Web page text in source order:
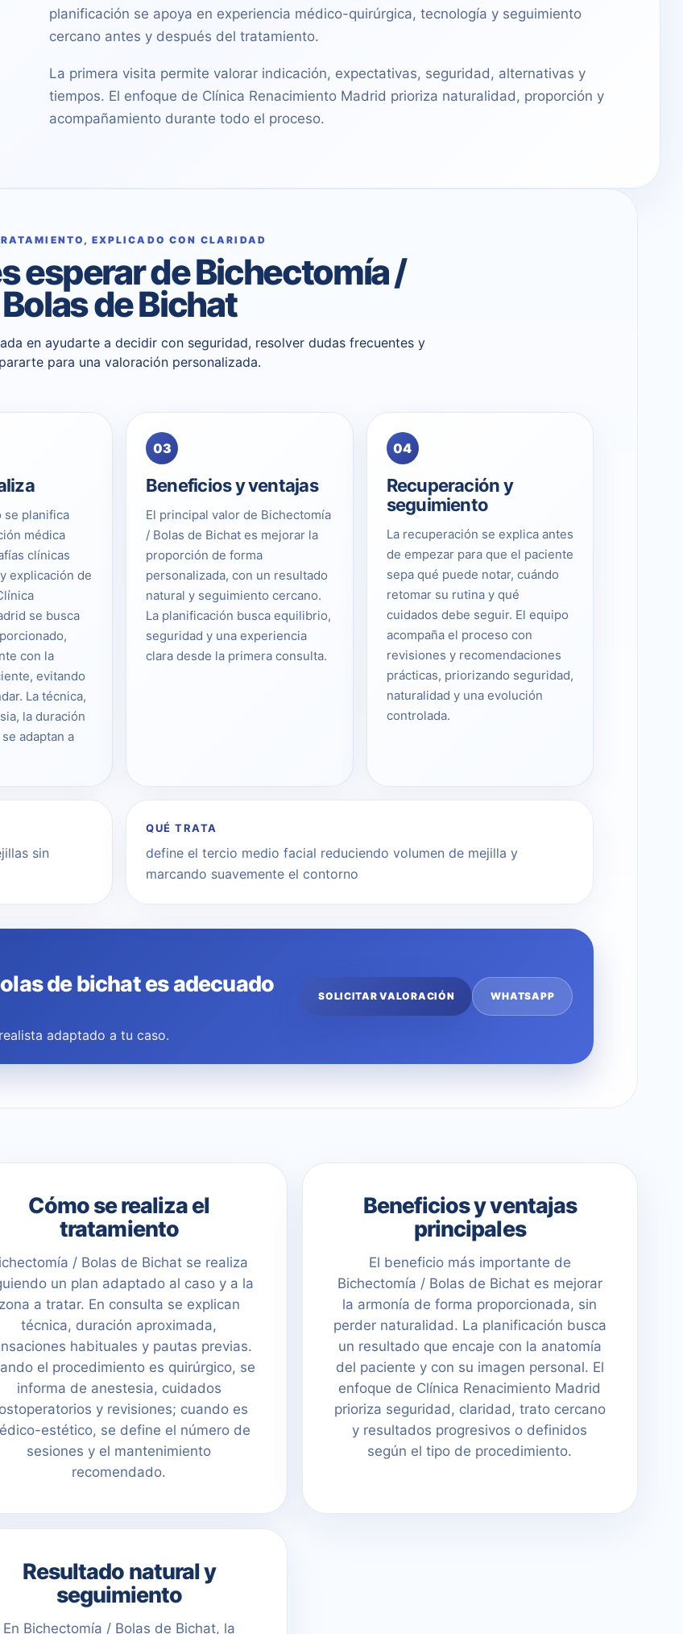
planificación se apoya en experiencia médico-quirúrgica, tecnología y seguimiento
cercano antes y después del tratamiento.
La primera visita permite valorar indicación, expectativas, seguridad, alternativas y
tiempos. El enfoque de Clínica Renacimiento Madrid prioriza naturalidad, proporción y
acompañamiento durante todo el proceso.
EXPLICADO CON CLARIDAD
esperar de Bichectomía /
Bolas de Bichat
en ayudarte a decidir con seguridad, resolver dudas frecuentes y
para una valoración personalizada.
se planifica
médica
clínicas
explicación de
se busca
con la
evitando
La técnica,
la duración
adaptan a
03
Beneficios y ventajas
El principal valor de Bichectomía
/ Bolas de Bichat es mejorar la
proporción de forma
personalizada, con un resultado
natural y seguimiento cercano.
La planificación busca equilibrio,
seguridad y una experiencia
clara desde la primera consulta.
04
Recuperación y
seguimiento
La recuperación se explica antes
de empezar para que el paciente
sepa qué puede notar, cuándo
retomar su rutina y qué
cuidados debe seguir. El equipo
acompaña el proceso con
revisiones y recomendaciones
prácticas, priorizando seguridad,
naturalidad y una evolución
controlada.
sin
QUÉ TRATA
define el tercio medio facial reduciendo volumen de mejilla y
marcando suavemente el contorno
de bichat es adecuado
adaptado a tu caso.
SOLICITAR VALORACIÓN WHATSAPP
Cómo se realiza el
tratamiento
/ Bolas de Bichat se realiza
un plan adaptado al caso y a la
zona a tratar. En consulta se explican
técnica, duración aproximada,
habituales y pautas previas.
el procedimiento es quirúrgico, se
informa de anestesia, cuidados
y revisiones; cuando es
estético, se define el número de
sesiones y el mantenimiento
recomendado.
Beneficios y ventajas
principales
El beneficio más importante de
Bichectomía / Bolas de Bichat es mejorar
la armonía de forma proporcionada, sin
perder naturalidad. La planificación busca
un resultado que encaje con la anatomía
del paciente y con su imagen personal. El
enfoque de Clínica Renacimiento Madrid
prioriza seguridad, claridad, trato cercano
y resultados progresivos o definidos
según el tipo de procedimiento.
Resultado natural y
seguimiento
En Bichectomía / Bolas de Bichat, la